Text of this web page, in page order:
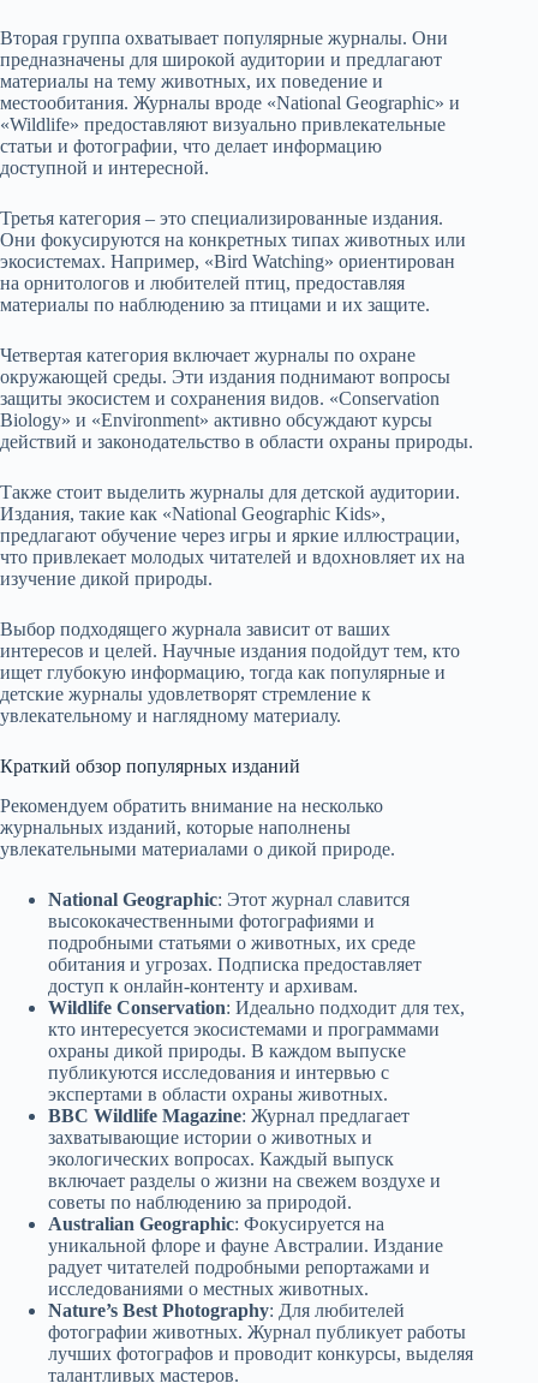
Вторая группа охватывает популярные журналы. Они
предназначены для широкой аудитории и предлагают
материалы на тему животных, их поведение и
местообитания. Журналы вроде «National Geographic» и
«Wildlife» предоставляют визуально привлекательные
статьи и фотографии, что делает информацию
доступной и интересной.
Третья категория – это специализированные издания.
Они фокусируются на конкретных типах животных или
экосистемах. Например, «Bird Watching» ориентирован
на орнитологов и любителей птиц, предоставляя
материалы по наблюдению за птицами и их защите.
Четвертая категория включает журналы по охране
окружающей среды. Эти издания поднимают вопросы
защиты экосистем и сохранения видов. «Conservation
Biology» и «Environment» активно обсуждают курсы
действий и законодательство в области охраны природы.
Также стоит выделить журналы для детской аудитории.
Издания, такие как «National Geographic Kids»,
предлагают обучение через игры и яркие иллюстрации,
что привлекает молодых читателей и вдохновляет их на
изучение дикой природы.
Выбор подходящего журнала зависит от ваших
интересов и целей. Научные издания подойдут тем, кто
ищет глубокую информацию, тогда как популярные и
детские журналы удовлетворят стремление к
увлекательному и наглядному материалу.
Краткий обзор популярных изданий
Рекомендуем обратить внимание на несколько
журнальных изданий, которые наполнены
увлекательными материалами о дикой природе.
National Geographic: Этот журнал славится
высококачественными фотографиями и
подробными статьями о животных, их среде
обитания и угрозах. Подписка предоставляет
доступ к онлайн-контенту и архивам.
Wildlife Conservation: Идеально подходит для тех,
кто интересуется экосистемами и программами
охраны дикой природы. В каждом выпуске
публикуются исследования и интервью с
экспертами в области охраны животных.
BBC Wildlife Magazine: Журнал предлагает
захватывающие истории о животных и
экологических вопросах. Каждый выпуск
включает разделы о жизни на свежем воздухе и
советы по наблюдению за природой.
Australian Geographic: Фокусируется на
уникальной флоре и фауне Австралии. Издание
радует читателей подробными репортажами и
исследованиями о местных животных.
Nature’s Best Photography: Для любителей
фотографии животных. Журнал публикует работы
лучших фотографов и проводит конкурсы, выделяя
талантливых мастеров.